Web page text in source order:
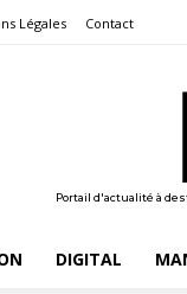
Légales Contact
Portail d'actualité à
DIGITAL